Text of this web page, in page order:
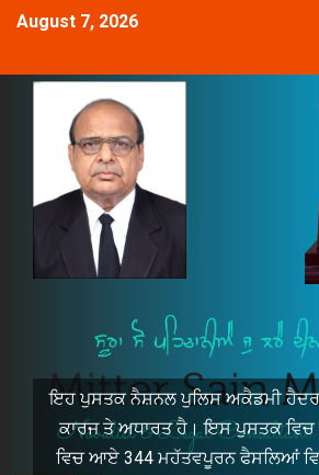
August 7, 2026
ਇਹ ਪੁਸਤਕ ਨੈਸ਼ਨਲ ਪੁਲਿਸ ਅਕੈਡਮੀ
ਕਾਰਜ ਤੇ ਅਧਾਰਤ ਹੈ। ਇਸ ਪੁਸਤਕ ਵਿਚ
ਵਿਚ ਆਏ 344 ਮਹੱਤਵਪੂਰਨ ਫੈਸਲਿਆਂ